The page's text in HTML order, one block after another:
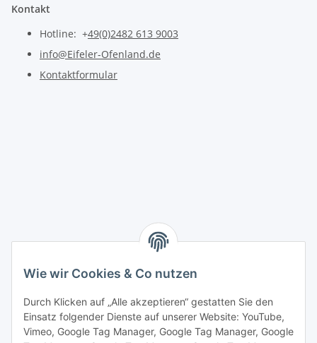
Kontakt
Hotline: +49(0)2482 613 9003
info@Eifeler-Ofenland.de
Kontaktformular
Wie wir Cookies & Co nutzen
Durch Klicken auf „Alle akzeptieren“ gestatten Sie den
Einsatz folgender Dienste auf unserer Website: YouTube,
Vimeo, Google Tag Manager, Google Tag Manager, Google